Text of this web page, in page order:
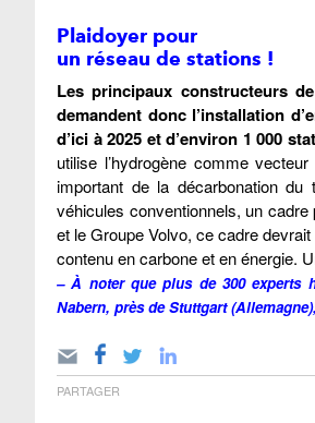
Plaidoyer pour
un réseau de stations !
Les principaux constructeurs
demandent donc l’installation
d’ici à 2025 et d’environ 1 000
utilise l’hydrogène comme
important de la décarbonation
véhicules conventionnels, un
et le Groupe Volvo, ce cadre
contenu en carbone et en énergie.
– À noter que plus de 300 experts
Nabern, près de Stuttgart
PARTAGER